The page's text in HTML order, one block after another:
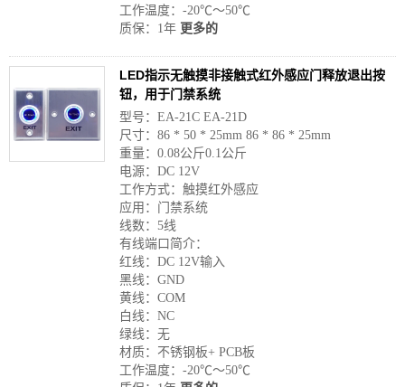
工作温度：-20℃〜50℃
质保：1年 更多的
LED指示无触摸非接触式红外感应门释放退出按
钮，用于门禁系统
型号：EA-21C EA-21D
尺寸：86 * 50 * 25mm 86 * 86 * 25mm
重量：0.08公斤0.1公斤
电源：DC 12V
工作方式：触摸红外感应
应用：门禁系统
线数：5线
有线端口简介：
红线：DC 12V输入
黑线：GND
黄线：COM
白线：NC
绿线：无
材质：不锈钢板+ PCB板
工作温度：-20℃〜50℃